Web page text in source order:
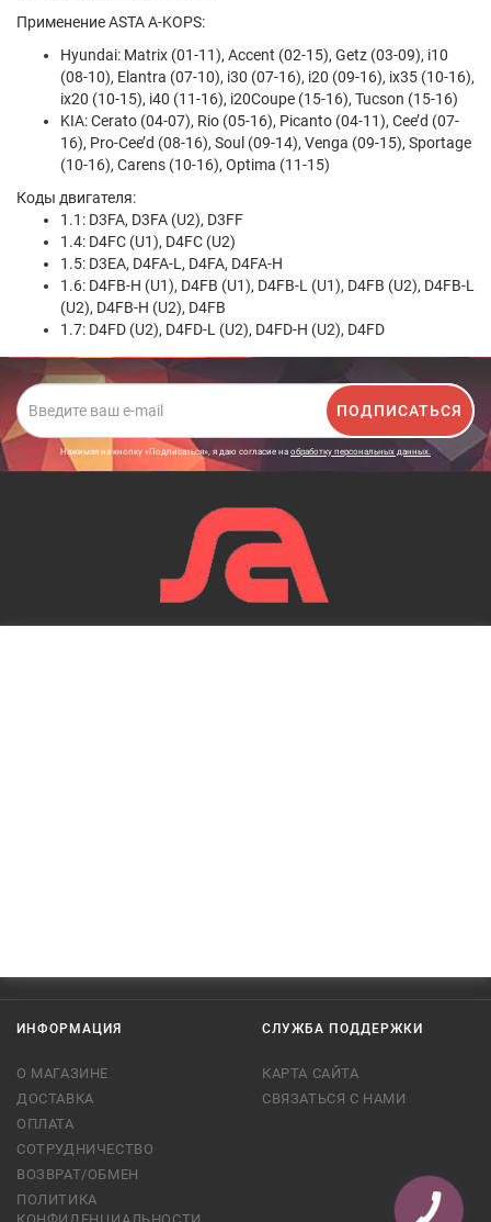
Применение ASTA A-KOPS:
Hyundai: Matrix (01-11), Accent (02-15), Getz (03-09), i10
(08-10), Elantra (07-10), i30 (07-16), i20 (09-16), ix35 (10-16),
ix20 (10-15), i40 (11-16), i20Coupe (15-16), Tucson (15-16)
KIA: Cerato (04-07), Rio (05-16), Picanto (04-11), Cee’d (07-
16), Pro-Cee’d (08-16), Soul (09-14), Venga (09-15), Sportage
(10-16), Carens (10-16), Optima (11-15)
Коды двигателя:
1.1: D3FA, D3FA (U2), D3FF
1.4: D4FC (U1), D4FC (U2)
1.5: D3EA, D4FA-L, D4FA, D4FA-H
1.6: D4FB-H (U1), D4FB (U1), D4FB-L (U1), D4FB (U2), D4FB-L
(U2), D4FB-H (U2), D4FB
1.7: D4FD (U2), D4FD-L (U2), D4FD-H (U2), D4FD
ПОДПИСАТЬСЯ
Нажимая на кнопку «Подписаться», я даю cогласие на обработку персональных данных.
ИНФОРМАЦИЯ
О МАГАЗИНЕ
ДОСТАВКА
ОПЛАТА
СОТРУДНИЧЕСТВО
ВОЗВРАТ/ОБМЕН
ПОЛИТИКА
СЛУЖБА ПОДДЕРЖКИ
КАРТА САЙТА
СВЯЗАТЬСЯ С НАМИ
КНОПКА
СВЯЗИ